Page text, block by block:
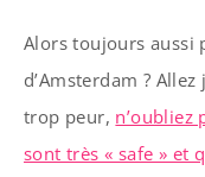
Alors toujours aussi
d’Amsterdam ?
trop peur, n’oubliez
sont très « safe » et